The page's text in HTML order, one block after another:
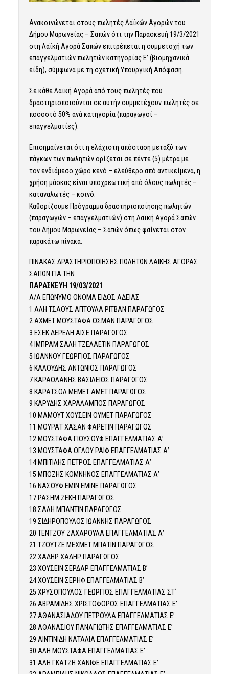
Ανακοινώνεται στους πωλητές Λαϊκών Αγορών του
Δήμου Μαρωνείας – Σαπών ότι την Παρασκευή 19/3/2021
στη Λαϊκή Αγορά Σαπών επιτρέπεται η συμμετοχή των
επαγγελματιών πωλητών κατηγορίας Ε’ (βιομηχανικά
είδη), σύμφωνα με τη σχετική Υπουργική Απόφαση.
Σε κάθε Λαϊκή Αγορά από τους πωλητές που
δραστηριοποιούνται σε αυτήν συμμετέχουν πωλητές σε
ποσοστό 50% ανά κατηγορία (παραγωγοί –
επαγγελματίες).
Επισημαίνεται ότι η ελάχιστη απόσταση μεταξύ των
πάγκων των πωλητών ορίζεται σε πέντε (5) μέτρα με
τον ενδιάμεσο χώρο κενό – ελεύθερο από αντικείμενα, η
χρήση μάσκας είναι υποχρεωτική από όλους πωλητές –
καταναλωτές – κοινό.
Καθορίζουμε Πρόγραμμα δραστηριοποίησης πωλητών
(παραγωγών – επαγγελματιών) στη Λαϊκή Αγορά Σαπών
του Δήμου Μαρωνείας – Σαπών όπως φαίνεται στον
παρακάτω πίνακα.
ΠΙΝΑΚΑΣ ΔΡΑΣΤΗΡΙΟΠΟΙΗΣΗΣ ΠΩΛΗΤΩΝ ΛΑΙΚΗΣ ΑΓΟΡΑΣ
ΣΑΠΩΝ ΓΙΑ ΤΗΝ
ΠΑΡΑΣΚΕΥΗ 19/03/2021
Α/Α ΕΠΩΝΥΜΟ ΟΝΟΜΑ ΕΙΔΟΣ ΑΔΕΙΑΣ
1 ΑΛΗ ΤΣΑΟΥΣ ΑΠΤΟΥΛΑ ΡΙΤΒΑΝ ΠΑΡΑΓΩΓΟΣ
2 ΑΧΜΕΤ ΜΟΥΣΤΑΦΑ ΟΣΜΑΝ ΠΑΡΑΓΩΓΟΣ
3 ΕΣΕΚ ΔΕΡΕΛΗ ΑΙΣΕ ΠΑΡΑΓΩΓΟΣ
4 ΙΜΠΡΑΜ ΣΑΛΗ ΤΖΕΛΑΕΤΙΝ ΠΑΡΑΓΩΓΟΣ
5 ΙΩΑΝΝΟΥ ΓΕΩΡΓΙΟΣ ΠΑΡΑΓΩΓΟΣ
6 ΚΑΛΟΥΔΗΣ ΑΝΤΩΝΙΟΣ ΠΑΡΑΓΩΓΟΣ
7 ΚΑΡΑΟΛΑΝΗΣ ΒΑΣΙΛΕΙΟΣ ΠΑΡΑΓΩΓΟΣ
8 ΚΑΡΑΤΣΟΛ ΜΕΜΕΤ ΑΜΕΤ ΠΑΡΑΓΩΓΟΣ
9 ΚΑΡΥΔΗΣ ΧΑΡΑΛΑΜΠΟΣ ΠΑΡΑΓΩΓΟΣ
10 ΜΑΜΟΥΤ ΧΟΥΣΕΙΝ ΟΥΜΕΤ ΠΑΡΑΓΩΓΟΣ
11 ΜΟΥΡΑΤ ΧΑΣΑΝ ΦΑΡΕΤΙΝ ΠΑΡΑΓΩΓΟΣ
12 ΜΟΥΣΤΑΦΑ ΓΙΟΥΣΟΥΦ ΕΠΑΓΓΕΛΜΑΤΙΑΣ Α’
13 ΜΟΥΣΤΑΦΑ ΟΓΛΟΥ ΡΑΙΦ ΕΠΑΓΓΕΛΜΑΤΙΑΣ Α’
14 ΜΠΙΤΙΛΗΣ ΠΕΤΡΟΣ ΕΠΑΓΓΕΛΜΑΤΙΑΣ Α’
15 ΜΠΟΖΗΣ ΚΟΜΝΗΝΟΣ ΕΠΑΓΓΕΛΜΑΤΙΑΣ Α’
16 ΝΑΣΟΥΦ ΕΜΙΝ ΕΜΙΝΕ ΠΑΡΑΓΩΓΟΣ
17 ΡΑΣΗΜ ΖΕΚΗ ΠΑΡΑΓΩΓΟΣ
18 ΣΑΛΗ ΜΠΑΝΤΙΝ ΠΑΡΑΓΩΓΟΣ
19 ΣΙΔΗΡΟΠΟΥΛΟΣ ΙΩΑΝΝΗΣ ΠΑΡΑΓΩΓΟΣ
20 ΤΕΝΤΖΟΥ ΖΑΧΑΡΟΥΛΑ ΕΠΑΓΓΕΛΜΑΤΙΑΣ Α’
21 ΤΖΟΥΤΖΕ ΜΕΧΜΕΤ ΜΠΑΤΙΝ ΠΑΡΑΓΩΓΟΣ
22 ΧΑΔΗΡ ΧΑΔΗΡ ΠΑΡΑΓΩΓΟΣ
23 ΧΟΥΣΕΙΝ ΣΕΡΔΑΡ ΕΠΑΓΓΕΛΜΑΤΙΑΣ Β’
24 ΧΟΥΣΕΙΝ ΣΕΡΗΦ ΕΠΑΓΓΕΛΜΑΤΙΑΣ Β’
25 ΧΡΥΣΟΠΟΥΛΟΣ ΓΕΩΡΓΙΟΣ ΕΠΑΓΓΕΛΜΑΤΙΑΣ ΣΤ΄
26 ΑΒΡΑΜΙΔΗΣ ΧΡΙΣΤΟΦΟΡΟΣ ΕΠΑΓΓΕΛΜΑΤΙΑΣ Ε’
27 ΑΘΑΝΑΣΙΑΔΟΥ ΠΕΤΡΟΥΛΑ ΕΠΑΓΓΕΛΜΑΤΙΑΣ Ε’
28 ΑΘΑΝΑΣΙΟΥ ΠΑΝΑΓΙΩΤΗΣ ΕΠΑΓΓΕΛΜΑΤΙΑΣ Ε’
29 ΑΙΝΤΙΝΙΔΗ ΝΑΤΑΛΙΑ ΕΠΑΓΓΕΛΜΑΤΙΑΣ Ε’
30 ΑΛΗ ΜΟΥΣΤΑΦΑ ΕΠΑΓΓΕΛΜΑΤΙΑΣ Ε’
31 ΑΛΗ ΓΚΑΤΖΗ ΧΑΝΙΦΕ ΕΠΑΓΓΕΛΜΑΤΙΑΣ Ε’